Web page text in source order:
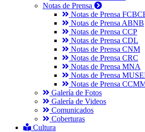
Notas de Prensa
Notas de Prensa
Notas de Prensa ABNB
Notas de Prensa CCP
Notas de Prensa CDL
Notas de Prensa CNM
Notas de Prensa CRC
Notas de Prensa MNA
Notas de Prensa
Notas de Prensa
Galería de Fotos
Galería de Videos
Comunicados
Coberturas
Cultura